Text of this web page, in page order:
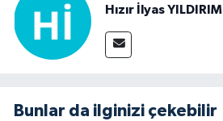
Hızır İlyas YILDIRIM
Bunlar da ilginizi çekebilir